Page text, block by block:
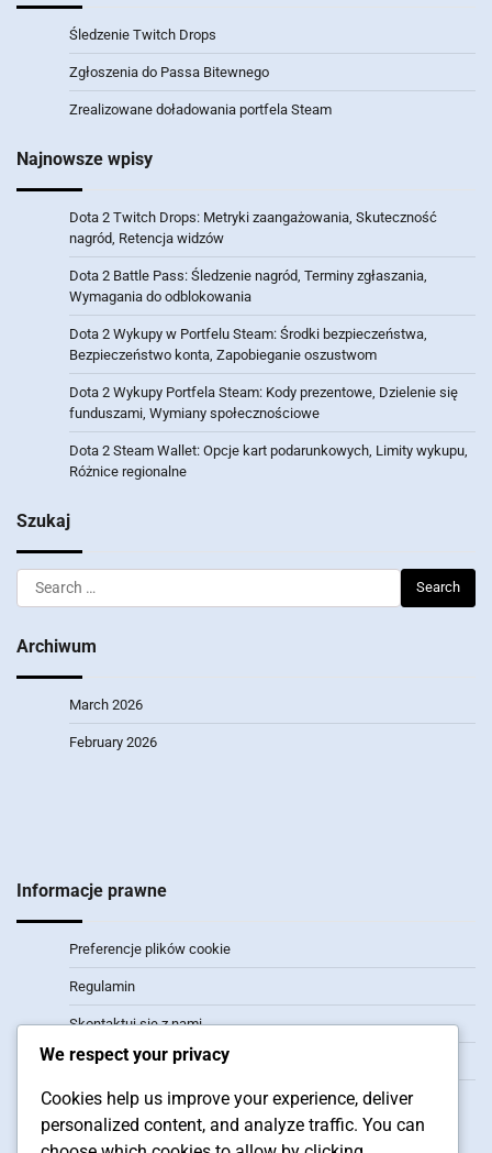
Śledzenie Twitch Drops
Zgłoszenia do Passa Bitewnego
Zrealizowane doładowania portfela Steam
Najnowsze wpisy
Dota 2 Twitch Drops: Metryki zaangażowania, Skuteczność
nagród, Retencja widzów
Dota 2 Battle Pass: Śledzenie nagród, Terminy zgłaszania,
Wymagania do odblokowania
Dota 2 Wykupy w Portfelu Steam: Środki bezpieczeństwa,
Bezpieczeństwo konta, Zapobieganie oszustwom
Dota 2 Wykupy Portfela Steam: Kody prezentowe, Dzielenie się
funduszami, Wymiany społecznościowe
Dota 2 Steam Wallet: Opcje kart podarunkowych, Limity wykupu,
Różnice regionalne
Szukaj
Search
for:
Archiwum
March 2026
February 2026
Informacje prawne
Preferencje plików cookie
Regulamin
Skontaktuj się z nami
Polityka prywatności
O nas
Kategorie
We respect your privacy
Cookies help us improve your experience, deliver
personalized content, and analyze traffic. You can